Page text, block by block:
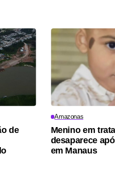
de
Amazonas
Menino em
desaparece
em Manaus